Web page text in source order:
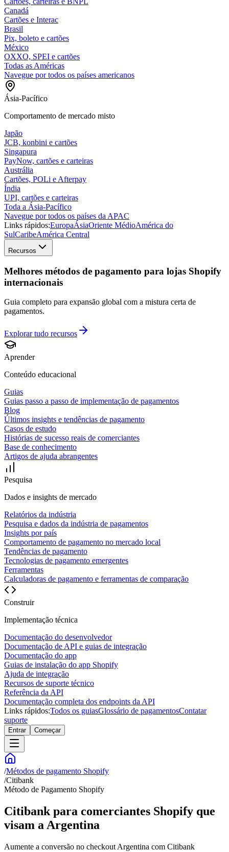
Canadá
Cartões e Interac
Brasil
Pix, boleto e cartões
México
OXXO, SPEI e cartões
Todas as Américas
Navegue por todos os países americanos
Ásia-Pacífico
Comportamento de mercado misto
Japão
JCB, konbini e cartões
Singapura
PayNow, cartões e carteiras
Austrália
Cartões, POLi e Afterpay
Índia
UPI, cartões e carteiras
Toda a Ásia-Pacífico
Navegue por todos os países da APAC
Links rápidos:EuropaÁsiaOriente MédioAmérica do
SulCaribeAmérica Central
Recursos
Melhores métodos de pagamento para lojas Shopify
internacionais
Guia completo para expansão global com a mistura certa de
pagamentos.
Explorar tudo recursos
Aprender
Conteúdo educacional
Guias
Guias passo a passo de implementação de pagamentos
Blog
Últimos insights e tendências de pagamento
Casos de estudo
Histórias de sucesso reais de comerciantes
Base de conhecimento
Artigos de ajuda abrangentes
Pesquisa
Dados e insights de mercado
Relatórios da indústria
Pesquisa e dados da indústria de pagamentos
Insights por país
Comportamento de pagamento no mercado local
Tendências de pagamento
Tecnologias de pagamento emergentes
Ferramentas
Calculadoras de pagamento e ferramentas de comparação
Construir
Implementação técnica
Documentação do desenvolvedor
Documentação de API e guias de integração
Documentação do app
Guias de instalação do app Shopify
Ajuda de integração
Recursos de suporte técnico
Referência da API
Documentação completa dos endpoints da API
Links rápidos:Todos os guiasGlossário de pagamentosContatar
suporte
Entrar Começar
/Métodos de pagamento Shopify
/Citibank
Método de Pagamento Shopify
Citibank para comerciantes Shopify que
visam a Argentina
Aumente a conversão no checkout Argentina com Citibank